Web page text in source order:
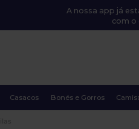
A nossa app já
com o
Casacos Bonés e Gorros